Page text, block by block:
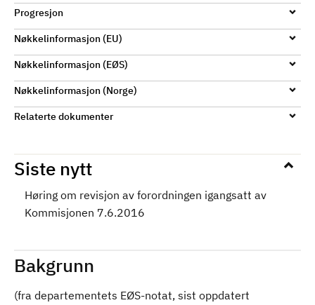
Progresjon
Nøkkelinformasjon (EU)
Nøkkelinformasjon (EØS)
Nøkkelinformasjon (Norge)
Relaterte dokumenter
Siste nytt
Høring om revisjon av forordningen igangsatt av
Kommisjonen 7.6.2016
Bakgrunn
(fra departementets EØS-notat, sist oppdatert